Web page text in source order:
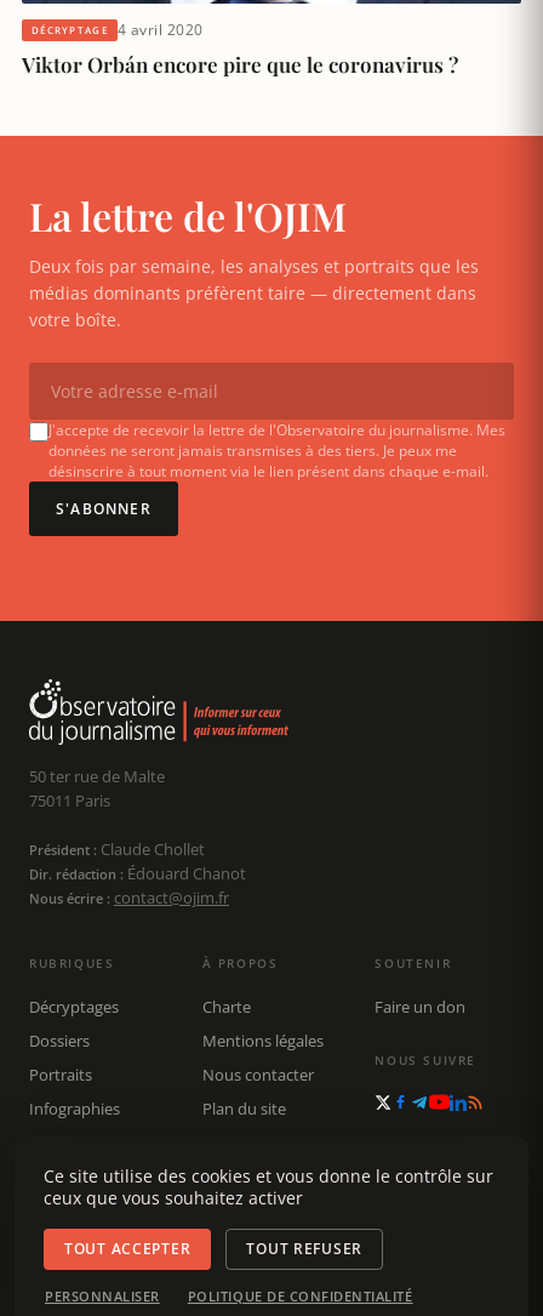
DÉCRYPTAGE 4 avril 2020
Viktor Orbán encore pire que le coronavirus ?
La lettre de l'OJIM
Deux fois par semaine, les analyses et portraits que les
médias dominants préfèrent taire — directement dans
votre boîte.
J'accepte de recevoir la lettre de l'Observatoire du journalisme. Mes
données ne seront jamais transmises à des tiers. Je peux me
désinscrire à tout moment via le lien présent dans chaque e-mail.
S'ABONNER
50 ter rue de Malte
75011 Paris
Président : Claude Chollet
Dir. rédaction : Édouard Chanot
Nous écrire : contact@ojim.fr
RUBRIQUES
Décryptages
Dossiers
Portraits
Infographies
Rechercher
À PROPOS
Charte
Mentions légales
Nous contacter
Plan du site
SOUTENIR
Faire un don
NOUS SUIVRE
© 2026 Observatoire du journalisme (OJIM) · Tous droits réservés ·
Gestion des cookies
Ce site utilise des cookies et vous donne le contrôle sur
ceux que vous souhaitez activer
TOUT ACCEPTER TOUT REFUSER
PERSONNALISER POLITIQUE DE CONFIDENTIALITÉ